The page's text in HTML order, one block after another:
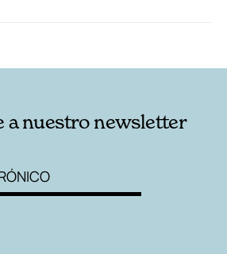
a nuestro newsletter